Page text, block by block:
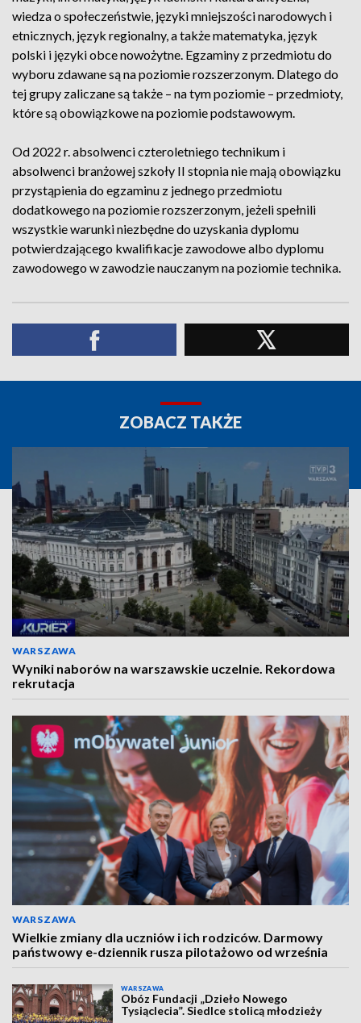
wiedza o społeczeństwie, języki mniejszości narodowych i
etnicznych, język regionalny, a także matematyka, język
polski i języki obce nowożytne. Egzaminy z przedmiotu do
wyboru zdawane są na poziomie rozszerzonym. Dlatego do
tej grupy zaliczane są także – na tym poziomie – przedmioty,
które są obowiązkowe na poziomie podstawowym.
Od 2022 r. absolwenci czteroletniego technikum i
absolwenci branżowej szkoły II stopnia nie mają obowiązku
przystąpienia do egzaminu z jednego przedmiotu
dodatkowego na poziomie rozszerzonym, jeżeli spełnili
wszystkie warunki niezbędne do uzyskania dyplomu
potwierdzającego kwalifikacje zawodowe albo dyplomu
zawodowego w zawodzie nauczanym na poziomie technika.
ZOBACZ TAKŻE
WARSZAWA
Wyniki naborów na warszawskie uczelnie. Rekordowa
rekrutacja
WARSZAWA
Wielkie zmiany dla uczniów i ich rodziców. Darmowy
państwowy e-dziennik rusza pilotażowo od września
WARSZAWA
Obóz Fundacji „Dzieło Nowego
Tysiąclecia”. Siedlce stolicą młodzieży